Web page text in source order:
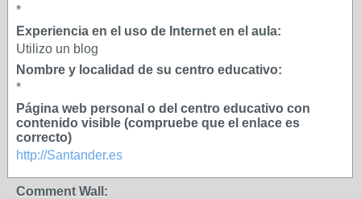
*
Experiencia en el uso de Internet en el aula:
Utilizo un blog
Nombre y localidad de su centro educativo:
*
Página web personal o del centro educativo con
contenido visible (compruebe que el enlace es
correcto)
http://Santander.es
Comment Wall: